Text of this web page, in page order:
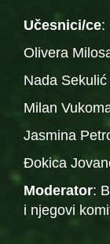
Učesnici/ce:
Olivera
Nada
Milan
Jasmina
Đokica
Moderator:
i njegovi